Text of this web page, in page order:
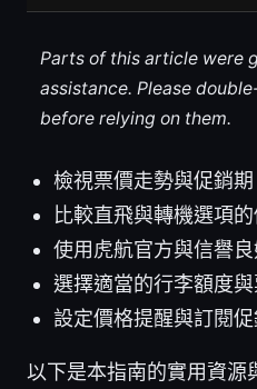
Parts of this article were
assistance. Please
before relying on them.
檢視票價走勢與促銷期
比較直飛與轉機選項
使用虎航官方與信譽
選擇適當的行李額度
設定價格提醒與訂閱
以下是本指南的實用資源